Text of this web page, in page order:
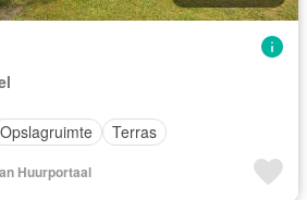
Opslagruimte Terras
Huurportaal